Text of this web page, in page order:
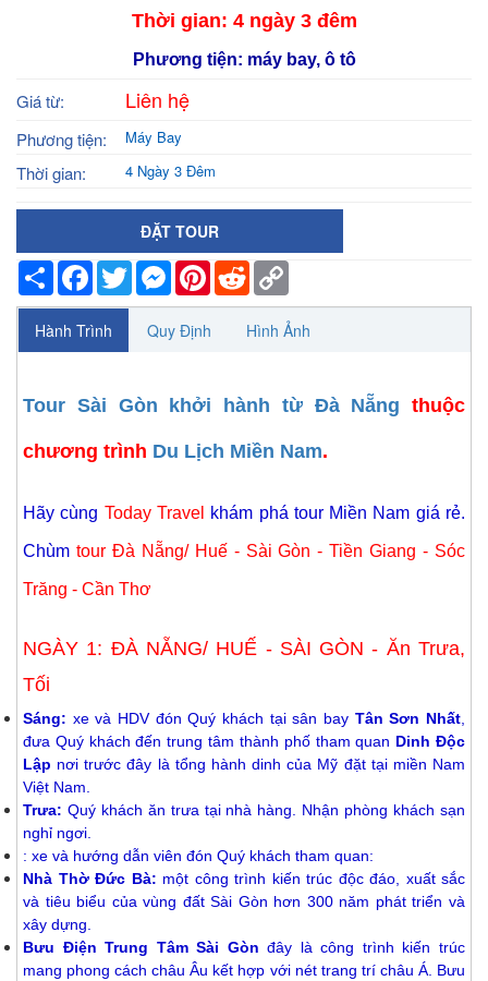
Thời gian: 4 ngày 3 đêm
Phương tiện: máy bay, ô tô
Giá từ: Liên hệ
Phương tiện: Máy Bay
Thời gian: 4 Ngày 3 Đêm
ĐẶT TOUR
Share Facebook
TwitterMessenger
PinterestReddit
Hành Trình
Quy Định Hình Ảnh
Tour Sài Gòn khởi hành từ Đà Nẵng thuộc
chương trình Du Lịch Miền Nam.
Hãy cùng Today Travel khám phá tour Miền Nam giá rẻ.
Chùm tour Đà Nẵng/ Huế - Sài Gòn - Tiền Giang - Sóc
Trăng - Cần Thơ
NGÀY 1: ĐÀ NẴNG/ HUẾ - SÀI GÒN - Ăn Trưa,
Tối
Sáng: xe và HDV đón Quý khách tại sân bay Tân Sơn Nhất
đưa Quý khách đến trung tâm thành phố tham quan Dinh Độc
Lập nơi trước đây là tổng hành dinh của Mỹ đặt tại miền Nam
Việt Nam.
Trưa: Quý khách ăn trưa tại nhà hàng. Nhận phòng khách sạn
nghỉ ngơi.
: xe và hướng dẫn viên đón Quý khách tham quan:
Nhà Thờ Đức Bà: một công trình kiến trúc độc đáo, xuất sắc
và tiêu biểu của vùng đất Sài Gòn hơn 300 năm phát triển và
xây dựng.
Bưu Điện Trung Tâm Sài Gòn đây là công trình kiến trúc
mang phong cách châu Âu kết hợp với nét trang trí châu Á. Bưu